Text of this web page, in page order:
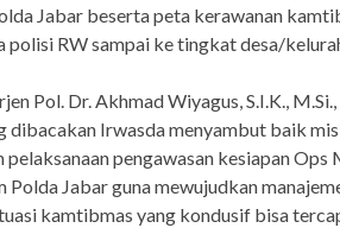
Jabar beserta peta kerawanan
polisi RW sampai ke tingkat desa/
Pol. Dr. Akhmad Wiyagus, S.I.K.,
dibacakan Irwasda menyambut baik
pelaksanaan pengawasan kesiapan
Polda Jabar guna mewujudkan
kamtibmas yang kondusif bisa